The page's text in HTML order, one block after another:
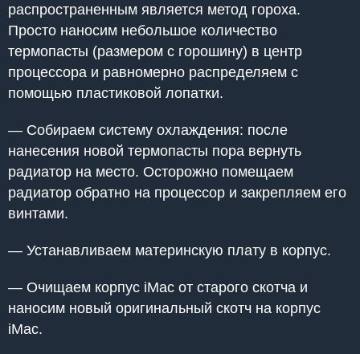
распространенным является метод гороха.
Просто наносим небольшое количество
термопасты (размером с горошину) в центр
процессора и равномерно распределяем с
помощью пластиковой лопатки.
— Собираем систему охлаждения: после
нанесения новой термопасты пора вернуть
радиатор на место. Осторожно помещаем
радиатор обратно на процессор и закрепляем его
винтами.
— Устанавливаем материнскую плату в корпус.
— Очищаем корпус iMac от старого скотча и
наносим новый оригинальный скотч на корпус
iMac.